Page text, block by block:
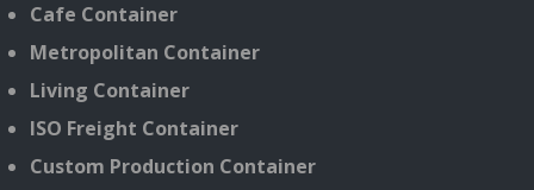
Cafe Container
Metropolitan Container
Living Container
ISO Freight Container
Custom Production Container